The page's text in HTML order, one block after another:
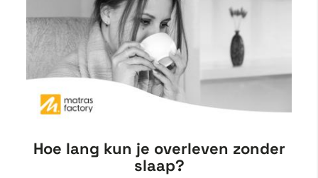
Hoe lang kun je overleven zonder
slaap?